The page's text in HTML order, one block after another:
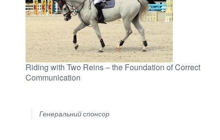
Riding with Two Reins – the Foundation of Correct
Communication
Генеральний спонсор